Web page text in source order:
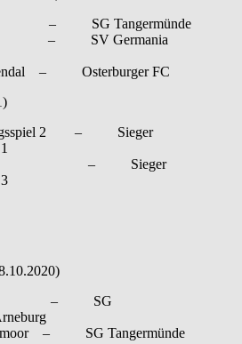
– SG Tangermünde
– SV Germania
– Osterburger FC
2 – Sieger
– Sieger
– SG
– SG Tangermünde